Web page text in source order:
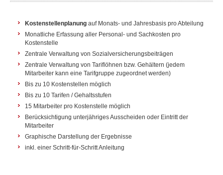
Kostenstellenplanung auf Monats- und Jahresbasis pro Abteilung
Monatliche Erfassung aller Personal- und Sachkosten pro
Kostenstelle
Zentrale Verwaltung von Sozialversicherungsbeiträgen
Zentrale Verwaltung von Tariflöhnen bzw. Gehältern (jedem
Mitarbeiter kann eine Tarifgruppe zugeordnet werden)
Bis zu 10 Kostenstellen möglich
Bis zu 10 Tarifen / Gehaltsstufen
15 Mitarbeiter pro Kostenstelle möglich
Berücksichtigung unterjähriges Ausscheiden oder Eintritt der
Mitarbeiter
Graphische Darstellung der Ergebnisse
inkl. einer Schritt-für-Schritt Anleitung